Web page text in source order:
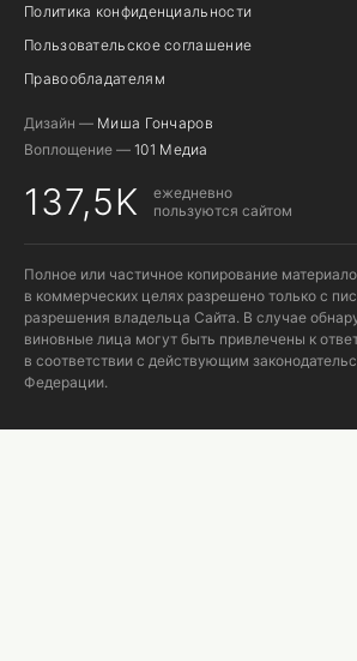
Политика конфиденциальности
Пользовательское соглашение
Правообладателям
Дизайн — Миша Гончаров
Воплощение — 101 Медиа
137,5K
ежедневно
пользуются сайтом
Полное или частичное копирование
в коммерческих целях разрешено только с
разрешения владельца Сайта. В случае
виновные лица могут быть привлечены к
в соответствии с действующим
Федерации.